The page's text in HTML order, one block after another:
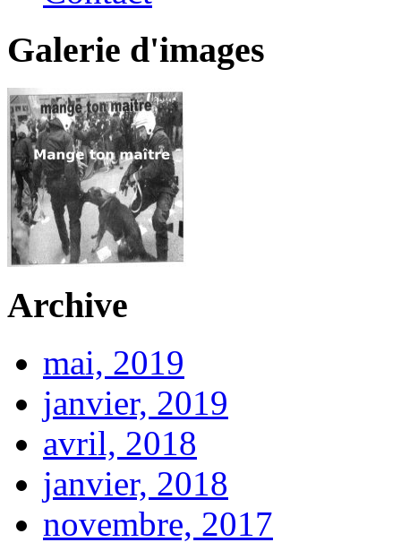
Galerie d'images
Archive
mai, 2019
janvier, 2019
avril, 2018
janvier, 2018
novembre, 2017